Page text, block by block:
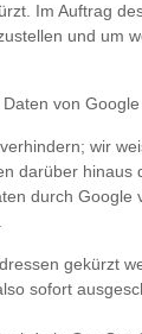
Im Auftrag
und um
von
wir
darüber
durch
gekürzt
sofort